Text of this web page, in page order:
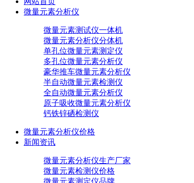
微量元素分析仪
微量元素测试仪一体机
微量元素分析仪分体机
单孔位微量元素测定仪
多孔位微量元素分析仪
豪华推车微量元素分析仪
半自动微量元素检测仪
全自动微量元素分析仪
原子吸收微量元素分析仪
钙铁锌硒检测仪
微量元素分析仪价格
新闻资讯
微量元素分析仪生产厂家
微量元素检测仪价格
微量元素测定仪品牌